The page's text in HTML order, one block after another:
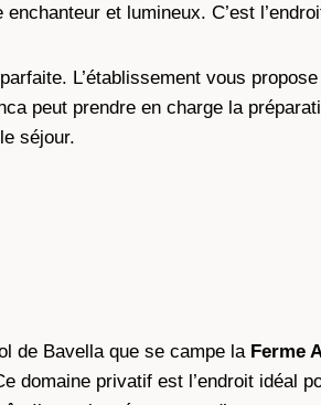
et lumineux. C’est
L’établissement vous
peut prendre en charge la
séjour.
de Bavella que se campe la Ferme
domaine privatif est l’endroit idéal